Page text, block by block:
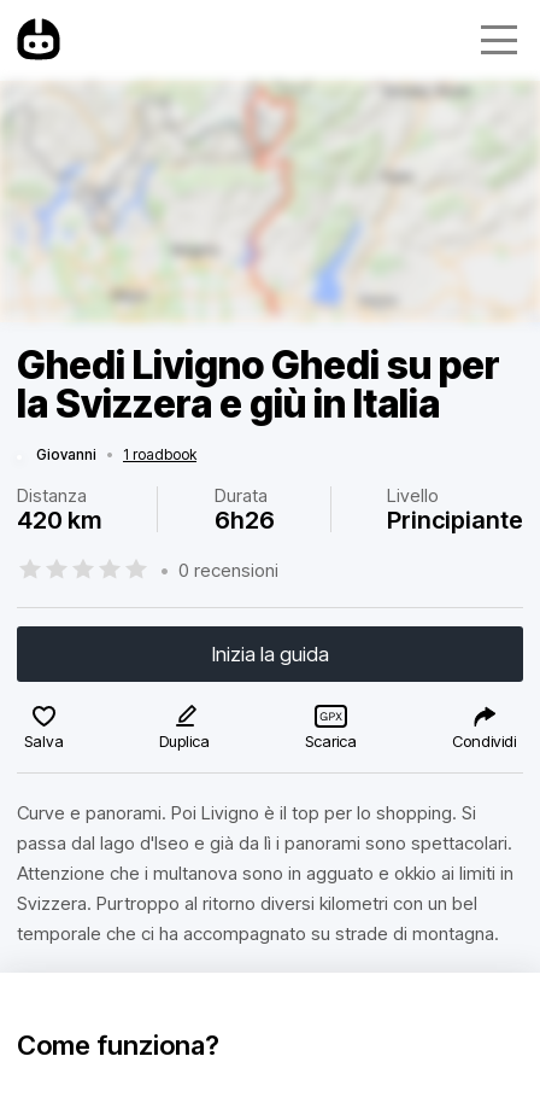
Ghedi Livigno Ghedi su per
la Svizzera e giù in Italia
Giovanni • 1 roadbook
Distanza
420 km
Durata
6h26
Livello
Principiante
• 0 recensioni
Inizia la guida
Salva Duplica Scarica Condividi
Curve e panorami. Poi Livigno è il top per lo shopping. Si
passa dal lago d'Iseo e già da lì i panorami sono spettacolari.
Attenzione che i multanova sono in agguato e okkio ai limiti in
Svizzera. Purtroppo al ritorno diversi kilometri con un bel
temporale che ci ha accompagnato su strade di montagna.
Come funziona?